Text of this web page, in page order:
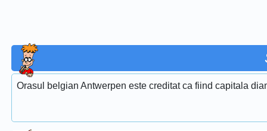
Orasul belgian Antwerpen este creditat ca fiind capitala